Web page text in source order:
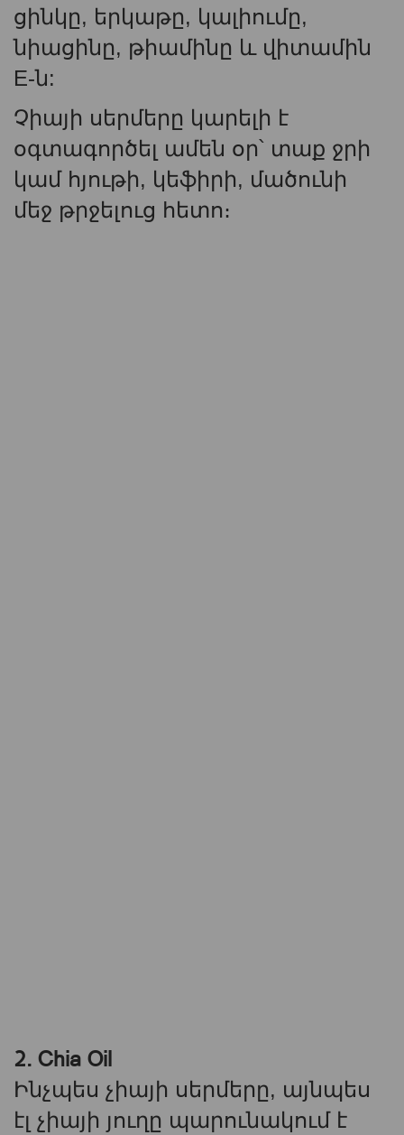
ցինկը, երկաթը, կալիումը,
նիացինը, թիամինը և վիտամին
E-ն:
Չիայի սերմերը կարելի է
օգտագործել ամեն օր՝ տաք ջրի
կամ հյութի, կեֆիրի, մածունի
մեջ թրջելուց հետո։
2. Chia Oil
Ինչպես չիայի սերմերը, այնպես
էլ չիայի յուղը պարունակում է